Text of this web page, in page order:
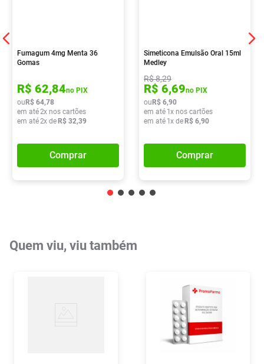
Fumagum 4mg Menta 36
Gomas
R$ 62,84no PIX
ou R$ 64,78
em até2x nos cartões
em até2x de R$ 32,39
Comprar
Simeticona Emulsão Oral 15ml
Medley
R$8,29
R$ 6,69no PIX
ou R$ 6,90
em até 1x nos cartões
em até 1x de R$ 6,90
Comprar
Quem viu, viu também